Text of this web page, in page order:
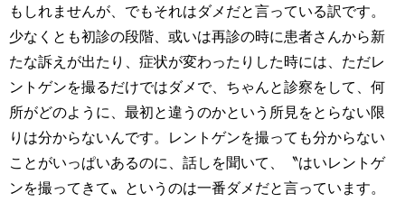
もしれませんが、でもそれはダメだと言っている訳です。
少なくとも初診の段階、或いは再診の時に患者さんから新
たな訴えが出たり、症状が変わったりした時には、ただレ
ントゲンを撮るだけではダメで、ちゃんと診察をして、何
所がどのように、最初と違うのかという所見をとらない限
りは分からないんです。レントゲンを撮っても分からない
ことがいっぱいあるのに、話しを聞いて、〝はいレントゲ
ンを撮ってきて〟というのは一番ダメだと言っています。